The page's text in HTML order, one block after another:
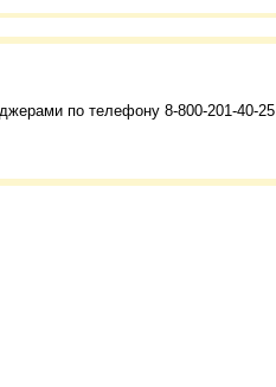
по телефону 8-800-201-40-25